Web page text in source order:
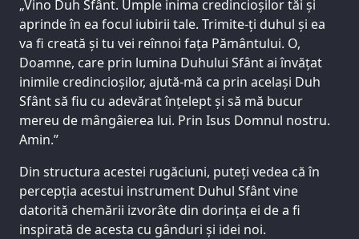
„Vino Duh Sfânt. Umple inima credincioșilor tăi și
aprinde în ea focul iubirii tale. Trimite-ți duhul și ea
va fi creată și tu vei reînnoi fața Pământului. O,
Doamne, care prin lumina Duhului Sfânt ai învățat
inimile credincioșilor, ajută-mă ca prin același Duh
Sfânt să fiu cu adevărat înțelept și să mă bucur
mereu de mângâierea lui. Prin Isus Domnul nostru.
Amin.”
Din structura acestei rugăciuni, puteți vedea că în
percepția acestui instrument Duhul Sfânt vine
datorită chemării izvorâte din dorința ei de a fi
inspirată de acesta cu gânduri și idei noi.